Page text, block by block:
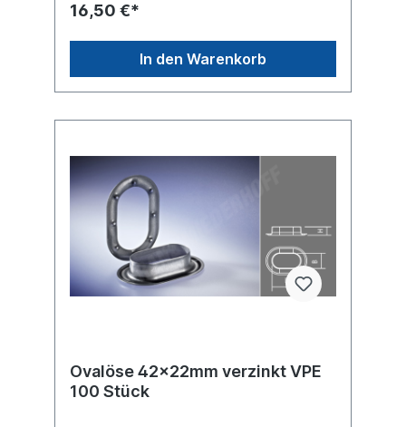
16,50 €*
In den Warenkorb
Ovalöse 42x22mm verzinkt VPE
100 Stück